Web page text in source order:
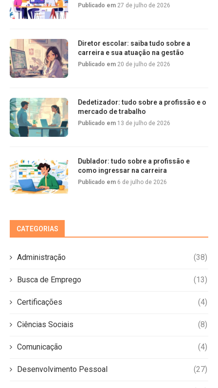
Publicado em 27 de julho de 2026
Diretor escolar: saiba tudo sobre a
carreira e sua atuação na gestão
Publicado em 20 de julho de 2026
Dedetizador: tudo sobre a profissão e o
mercado de trabalho
Publicado em 13 de julho de 2026
Dublador: tudo sobre a profissão e
como ingressar na carreira
Publicado em 6 de julho de 2026
CATEGORIAS
Administração (38)
Busca de Emprego (13)
Certificações (4)
Ciências Sociais (8)
Comunicação (4)
Desenvolvimento Pessoal (27)